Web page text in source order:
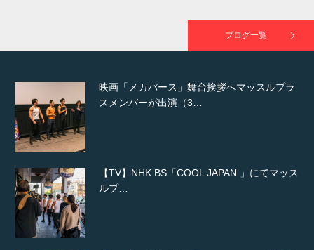
ブログ一覧
映画「メカバース」舞台挨拶へマッスルプラ
スメンバーが出演（3…
【TV】NHK BS「COOL JAPAN 」にてマッス
ルプ…